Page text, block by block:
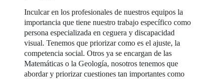
Inculcar en los profesionales de nuestros equipos la
importancia que tiene nuestro trabajo específico como
persona especializada en ceguera y discapacidad
visual. Tenemos que priorizar como es el ajuste, la
competencia social. Otros ya se encargan de las
Matemáticas o la Geología, nosotros tenemos que
abordar y priorizar cuestiones tan importantes como